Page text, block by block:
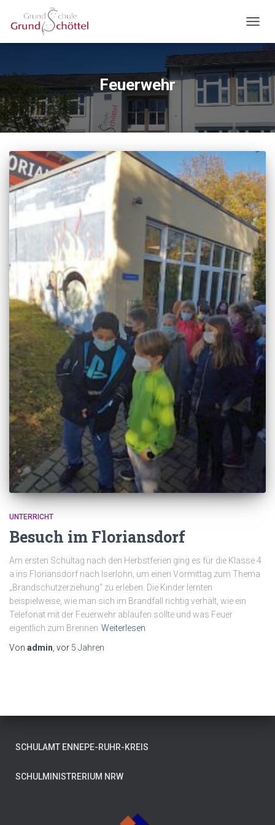
Feuerwehr
UNTERRICHT
Besuch im Floriansdorf
Am ersten Schultag nach den Herbstferien ging es für die Klasse 4
a ins Floriansdorf nach Iserlohn, um einen Vormittag zum Thema
„Brandschutzerziehung“ zu erleben. Die Kinder lernten
beispielweise, wie man sich im Brandfall richtig verhält, wie ein
Telefonat mit der Feuerwehr ablaufen sollte und was Feuer
eigentlich zum Brennen Weiterlesen
Von admin, vor 5 Jahren
SCHULAMT ENNEPE-RUHR-KREIS
SCHULMINISTRERIUM NRW